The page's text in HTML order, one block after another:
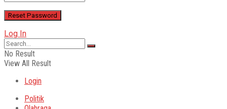
Log In
No Result
View All Result
Login
Politik